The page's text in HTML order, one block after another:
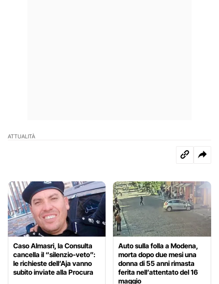
ATTUALITÀ
Caso Almasri, la Consulta
cancella il “silenzio-veto”:
le richieste dell’Aja vanno
subito inviate alla Procura
Auto sulla folla a Modena,
morta dopo due mesi una
donna di 55 anni rimasta
ferita nell’attentato del 16
maggio